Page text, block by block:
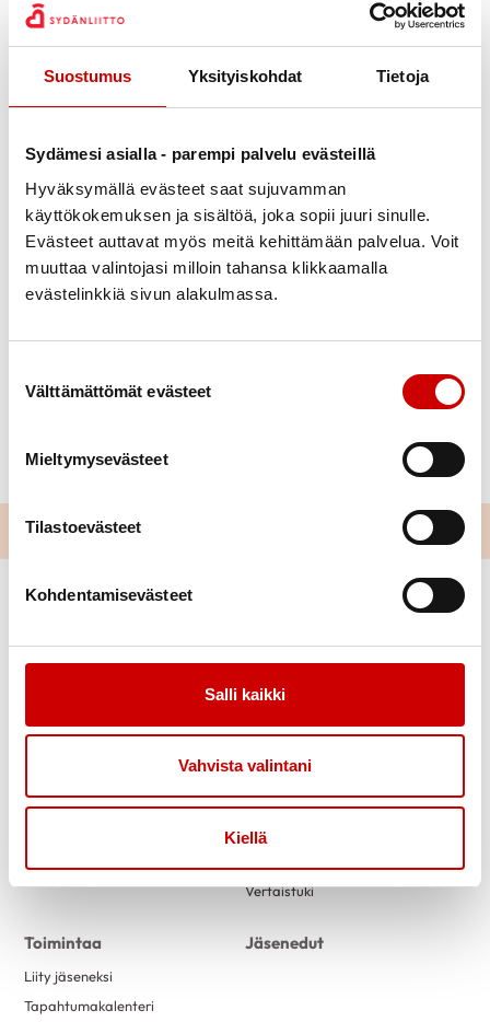
Suostumus Yksityiskohdat Tietoja
Sydämesi asialla - parempi palvelu evästeillä
Hyväksymällä evästeet saat sujuvamman
käyttökokemuksen ja sisältöä, joka sopii juuri sinulle.
Evästeet auttavat myös meitä kehittämään palvelua. Voit
muuttaa valintojasi milloin tahansa klikkaamalla
evästelinkkiä sivun alakulmassa.
Välttämättömät evästeet
Mieltymysevästeet
Tilastoevästeet
Kohdentamisevästeet
Salli kaikki
Vahvista valintani
Kiellä
Julkaistu 5.4.2022
Jaa Whatsapp
Jaa Facebook
Jaa TwitterJaa Linkedin
Jaa EmailJaa Print
Olemme lähdössä klo 8:00 Harjavallan linja-
autoasemalta kohti Raisiota, josta saamme oppaan
mukaamme ja päivän aikana käymme mm.
Velkuan kirkoissa ja matkaa taitamme niin bussilla
kahvittelemme. Kotimatka alkaa noin klo 18:00.
Ilmoittautumiset ottaa Hilkka / 040-5369678
Link to facebook
Link to twitterLink to instagram
Tukea
Vertaistuki
Toimintaa
Liity jäseneksi
Tapahtumakalenteri
Jäsenedut